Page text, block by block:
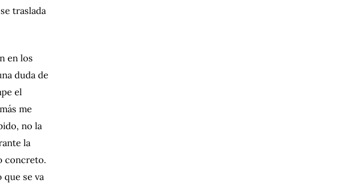
traslada
en los
duda de
el
me
no la
la
concreto.
que se va